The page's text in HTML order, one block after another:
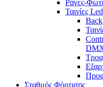
Ράγες-
Ταινίες
Back
Σταθμός Φόρτισης